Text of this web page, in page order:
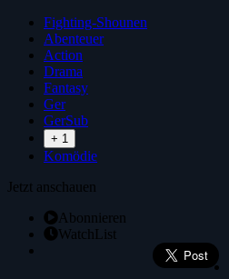
Fighting-Shounen
Abenteuer
Action
Drama
Fantasy
Ger
GerSub
+ 1
Komödie
Jetzt anschauen
Abonnieren
WatchList